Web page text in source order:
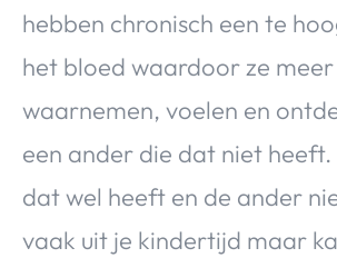
hebben chronisch een te
het bloed waardoor ze meer
waarnemen, voelen en
een ander die dat niet
dat wel heeft en de ander
vaak uit je kindertijd maar